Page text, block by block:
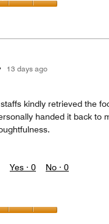
13 days ago
kindly retrieved the
handed it back to
Yes · 0 No · 0